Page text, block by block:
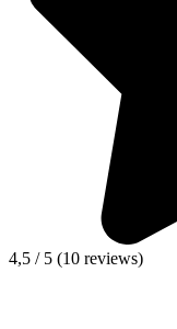
4,5 / 5 (10 reviews)